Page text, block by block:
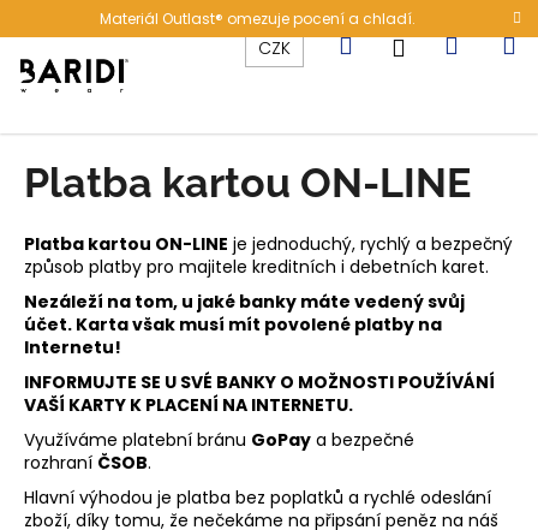
na
obsah
Materiál Outlast® omezuje pocení a chladí.
CZK HledatPřihlášení
košík
Platba kartou ON-LINE
Platba kartou ON-LINE je jednoduchý, rychlý a bezpečný
způsob platby pro majitele kreditních i debetních karet.
Nezáleží na tom, u jaké banky máte vedený svůj
účet. Karta však musí mít povolené platby na
Internetu!
INFORMUJTE SE U SVÉ BANKY O MOŽNOSTI POUŽÍVÁNÍ
VAŠÍ KARTY K PLACENÍ NA INTERNETU.
Využíváme platební bránu GoPay a bezpečné
rozhraní ČSOB.
Hlavní výhodou je platba bez poplatků a rychlé odeslání
zboží, díky tomu, že nečekáme na připsání peněz na náš
o
k
Zpět
Zpět
C
o
p
t
ř
e
b
u
j
e
t
e